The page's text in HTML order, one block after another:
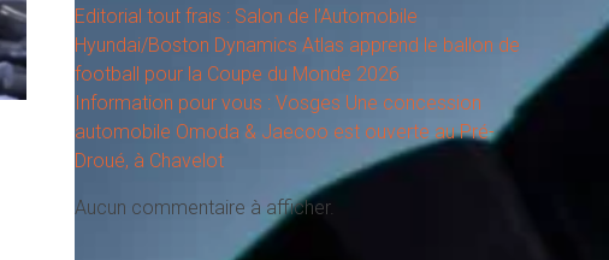
Editorial tout frais : Salon de l’Automobile
Hyundai/Boston Dynamics Atlas apprend le ballon de
football pour la Coupe du Monde 2026
Information pour vous : Vosges Une concession
automobile Omoda & Jaecoo est ouverte au Pré-
Droué, à Chavelot
Aucun commentaire à afficher.